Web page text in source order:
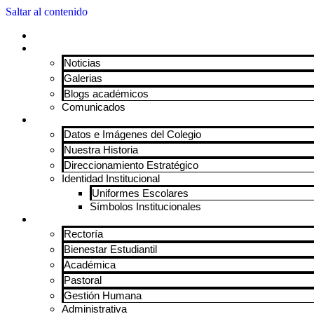
Saltar al contenido
Noticias
Galerias
Blogs académicos
Comunicados
Datos e Imágenes del Colegio
Nuestra Historia
Direccionamiento Estratégico
Identidad Institucional
Uniformes Escolares
Símbolos Institucionales
Rectoría
Bienestar Estudiantil
Académica
Pastoral
Gestión Humana
Administrativa